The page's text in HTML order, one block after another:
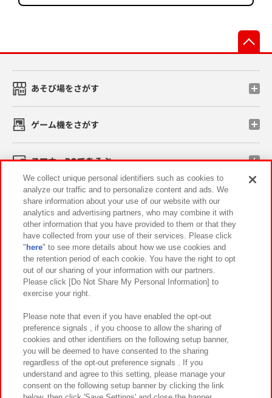
あそび場をさがす
ゲーム機をさがす
スマホ・PCであそぶ
イベント・キャンペーン
関連会社 サステナビリティ サイトポリシー
プライバシーポリシー ウェブアクセシビリティ方針と検証結果
お取引先さまとともに
カスタマーハラスメント対応方針 よくあるご質問・お問い合わせ
We collect unique personal identifiers such as cookies to
analyze our traffic and to personalize content and ads. We
share information about your use of our website with our
analytics and advertising partners, who may combine it with
other information that you have provided to them or that they
have collected from your use of their services. Please click
" here" to see more details about how we use cookies and
the retention period of each cookie. You have the right to opt
out of our sharing of your information with our partners.
Please click [Do Not Share My Personal Information] to
exercise your right.
Please note that even if you have enabled the opt-out
preference signals , if you choose to allow the sharing of
cookies and other identifiers on the following setup banner,
you will be deemed to have consented to the sharing
regardless of the opt-out preference signals . If you
understand and agree to this setting, please manage your
consent on the following setup banner by clicking the link